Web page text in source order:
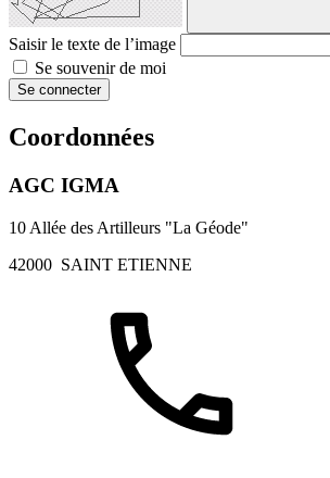
Saisir le texte de l’image
Se souvenir de moi
Se connecter
Coordonnées
AGC IGMA
10 Allée des Artilleurs "La Géode"
42000 SAINT ETIENNE